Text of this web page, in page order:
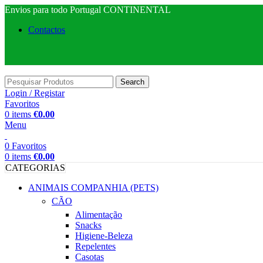
Envios para todo Portugal CONTINENTAL
Contactos
Search
Login / Registar
Favoritos
0 items €0.00
Menu
0 Favoritos
0 items €0.00
CATEGORIAS
ANIMAIS COMPANHIA (PETS)
CÃO
Alimentação
Snacks
Higiene-Beleza
Repelentes
Casotas